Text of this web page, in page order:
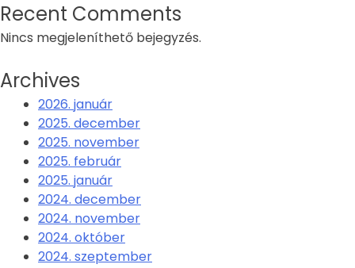
Recent Comments
Nincs megjeleníthető bejegyzés.
Archives
2026. január
2025. december
2025. november
2025. február
2025. január
2024. december
2024. november
2024. október
2024. szeptember